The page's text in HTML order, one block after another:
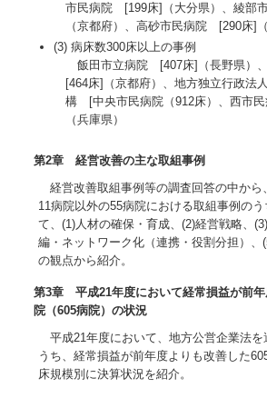
市民病院 [199床]（大分県）、綾部
（京都府）、高砂市民病院 [290床]（
(3) 病床数300床以上の事例
飯田市立病院 [407床]（長野県）
[464床]（京都府）、地方独立行政法
構 [中央市民病院（912床）、西市民
（兵庫県）
第2章 経営改善の主な取組事例
経営改善取組事例等の調査回答の中から
11病院以外の55病院における取組事例の
て、(1)人材の確保・育成、(2)経営戦略、
編・ネットワーク化（連携・役割分担）、
の観点から紹介。
第3章 平成21年度において経常損益が前年
院（605病院）の状況
平成21年度において、地方公営企業法を
うち、経常損益が前年度よりも改善した
床規模別に決算状況を紹介。